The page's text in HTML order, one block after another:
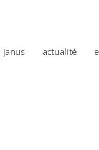
janus actualité